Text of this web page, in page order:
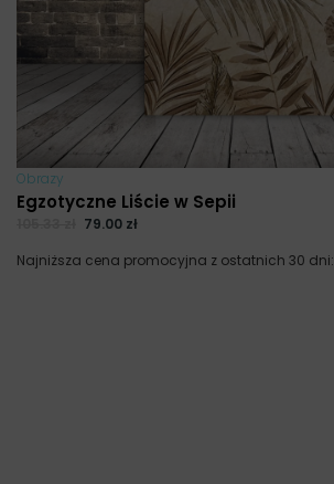
Obrazy
Egzotyczne Liście w Sepii
79.00 zł
Najniższa cena promocyjna z ostatnich 30 dni: